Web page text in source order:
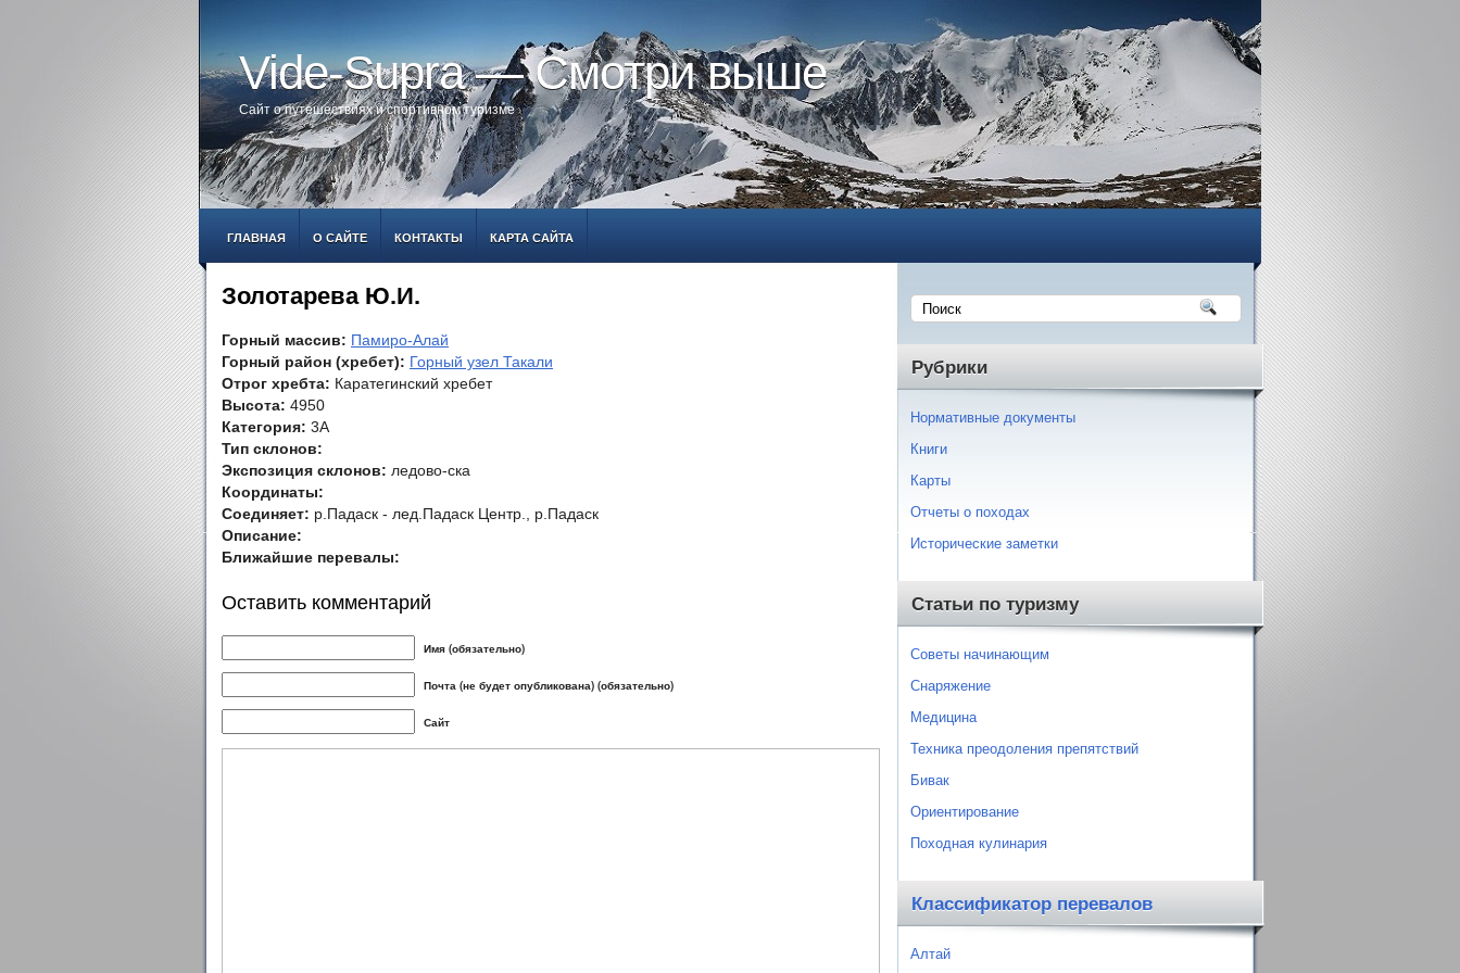
Vide-Supra — Смотри выше
Сайт о путешествиях и спортивном туризме
ГЛАВНАЯ О САЙТЕ КОНТАКТЫ КАРТА САЙТА
Золотарева Ю.И.
Горный массив: Памиро-Алай
Горный район (хребет): Горный узел Такали
Отрог хребта: Каратегинский хребет
Высота: 4950
Категория: 3А
Тип склонов:
Экспозиция склонов: ледово-ска
Координаты:
Соединяет: р.Падаск - лед.Падаск Центр., р.Падаск
Описание:
Ближайшие перевалы:
Оставить комментарий
Имя (обязательно)
Почта (не будет опубликована) (обязательно)
Сайт
Рубрики
Нормативные документы
Книги
Карты
Отчеты о походах
Исторические заметки
Статьи по туризму
Советы начинающим
Снаряжение
Медицина
Техника преодоления препятствий
Бивак
Ориентирование
Походная кулинария
Классификатор перевалов
Алтай